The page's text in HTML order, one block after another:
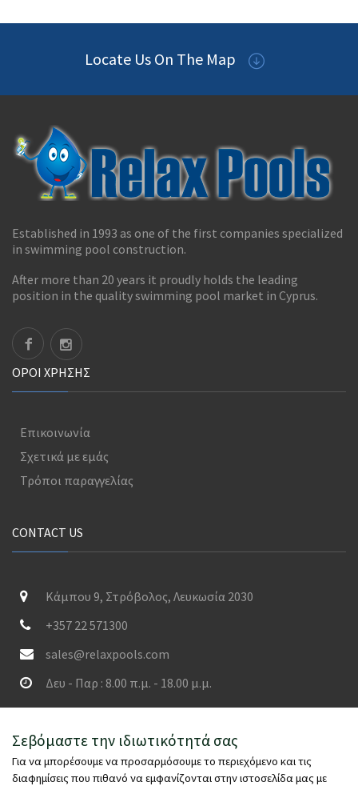
Locate Us On The Map
Established in 1993 as one of the first companies specialized
in swimming pool construction.
After more than 20 years it proudly holds the leading
position in the quality swimming pool market in Cyprus.
ΟΡΟΊ ΧΡΉΣΗΣ
Επικοινωνία
Σχετικά με εμάς
Τρόποι παραγγελίας
CONTACT US
Κάμπου 9, Στρόβολος, Λευκωσία 2030
+357 22 571300
sales@relaxpools.com
Δευ - Παρ : 8.00 π.μ. - 18.00 μ.μ.
SECURED PAYMENTS
Σεβόμαστε την ιδιωτικότητά σας
Για να μπορέσουμε να προσαρμόσουμε το περιεχόμενο και τις
διαφημίσεις που πιθανό να εμφανίζονται στην ιστοσελίδα μας με